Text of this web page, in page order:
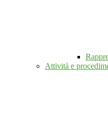
Attività e